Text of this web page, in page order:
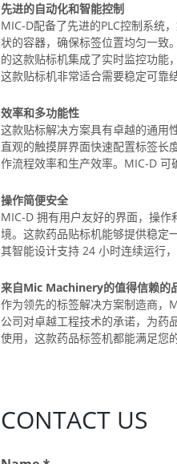
先进的自动化和智能控制
MIC-D配备了先进的PLC控制系统
状的容器，确保标签位置均匀一致
的这款贴标机集成了实时监控功能
这款贴标机非常适合需要稳定可靠
效率和多功能性
这款贴标解决方案具有卓越的通用
直观的触摸屏界面快速配置标签长
作流程效率和生产效率。MIC-D 可
操作简便安全
MIC-D 拥有用户友好的界面，操
境。这款药品贴标机能够提供稳定
其智能设计支持 24 小时连续运行
来自Mic Machinery的值得信赖的
作为领先的标签解决方案制造商
公司对卓越工程技术的承诺，为药
使用，这款药品标签机都能满足您
CONTACT US